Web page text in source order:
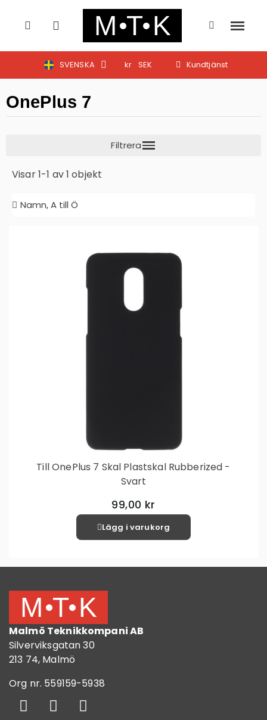
SVENSKA kr SEK Kundtjänst
OnePlus 7
Visar 1-1 av 1 objekt
Till OnePlus 7 Skal Plastskal Rubberized -
Svart
99,00 kr
Lägg i varukorg
Malmö Teknikkompani AB
Silverviksgatan 30
213 74, Malmö
Org nr. 559159-5938